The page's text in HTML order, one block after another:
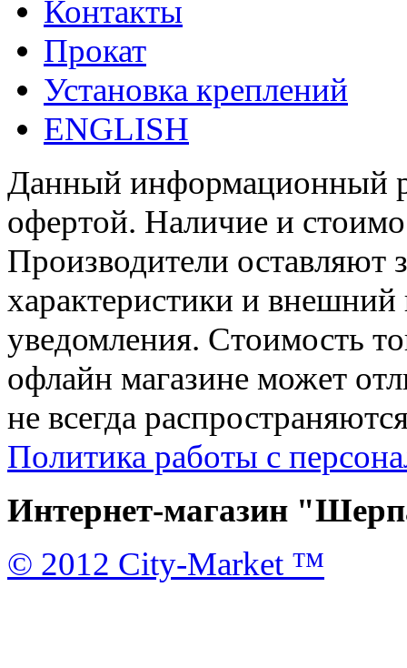
Контакты
Прокат
Установка креплений
ENGLISH
Данный информационный
офертой. Наличие и
Производители оставляют
характеристики и внешний
уведомления. Стоимость
офлайн магазине может
не всегда
Политика работы с
Интернет-магазин
© 2012 City-Market ™